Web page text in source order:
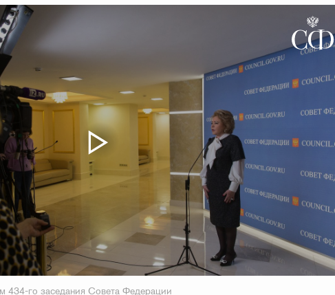
434-го заседания Совета Федерации